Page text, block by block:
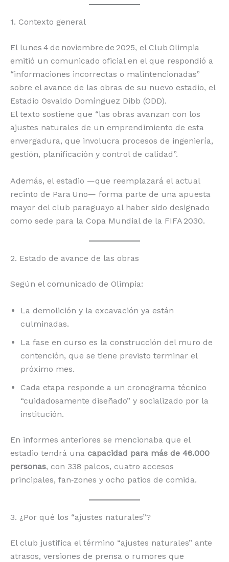
o
k
1. Contexto general
El lunes 4 de noviembre de 2025, el Club Olimpia
emitió un comunicado oficial en el que respondió a
“informaciones incorrectas o malintencionadas”
sobre el avance de las obras de su nuevo estadio, el
Estadio Osvaldo Domínguez Dibb (ODD).
El texto sostiene que “las obras avanzan con los
ajustes naturales de un emprendimiento de esta
envergadura, que involucra procesos de ingeniería,
gestión, planificación y control de calidad”.
Además, el estadio —que reemplazará el actual
recinto de Para Uno— forma parte de una apuesta
mayor del club paraguayo al haber sido designado
como sede para la Copa Mundial de la FIFA 2030.
2. Estado de avance de las obras
Según el comunicado de Olimpia:
La demolición y la excavación ya están
culminadas.
La fase en curso es la construcción del muro de
contención, que se tiene previsto terminar el
próximo mes.
Cada etapa responde a un cronograma técnico
“cuidadosamente diseñado” y socializado por la
institución.
En informes anteriores se mencionaba que el
estadio tendrá una capacidad para más de 46.000
personas, con 338 palcos, cuatro accesos
principales, fan‑zones y ocho patios de comida.
3. ¿Por qué los “ajustes naturales”?
El club justifica el término “ajustes naturales” ante
atrasos, versiones de prensa o rumores que